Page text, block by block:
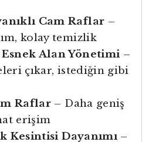
Cam Raflar –
kolay temizlik
Alan Yönetimi–
çıkar, istediğin gibi
Raflar – Daha geniş
erişim
Kesintisi Dayanımı–